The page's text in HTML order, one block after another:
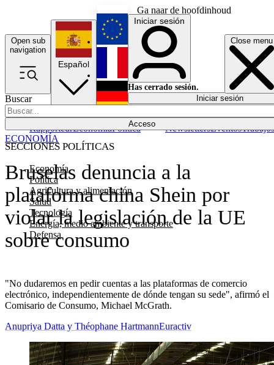
Ga naar de hoofdinhoud
Open sub
navigation
Close menu
Buscar
Acceso
SECCIONES POLÍTICAS
Economía
Política
Agricultura y alimentación
Salud
Tecnología
Energía, medio ambiente y transporte
Defensa
RapporteurEconomíaPolítica NewslettersEventosTrabajos
Español
English
Français
Iniciar sesión
Has cerrado sesión.
Iniciar sesión
Bruselas denuncia a la
plataforma china Shein por
violar la legislación de la UE
sobre consumo
"No dudaremos en pedir cuentas a las plataformas de comercio
electrónico, independientemente de dónde tengan su sede", afirmó el
Comisario de Consumo, Michael McGrath.
ECONOMÍA
Anupriya Datta y Théophane HartmannEuractiv